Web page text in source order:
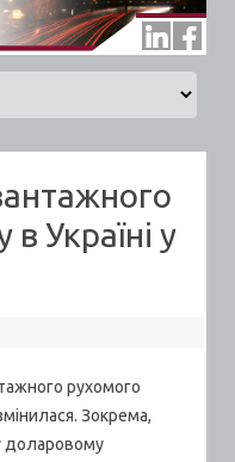
Україні у
рухомого
Зокрема,
доларовому